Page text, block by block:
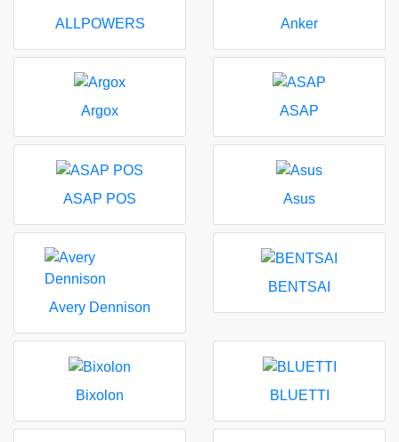
ALLPOWERS Anker
Argox ASAP
ASAP POS Asus
Avery Dennison
BENTSAI
Bixolon BLUETTI